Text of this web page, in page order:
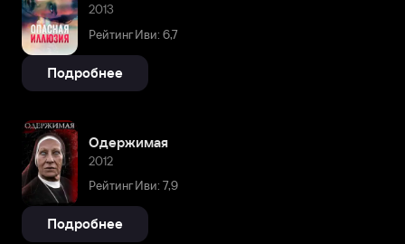
2013
Рейтинг Иви: 6,7
Подробнее
Одержимая
2012
Рейтинг Иви: 7,9
Подробнее